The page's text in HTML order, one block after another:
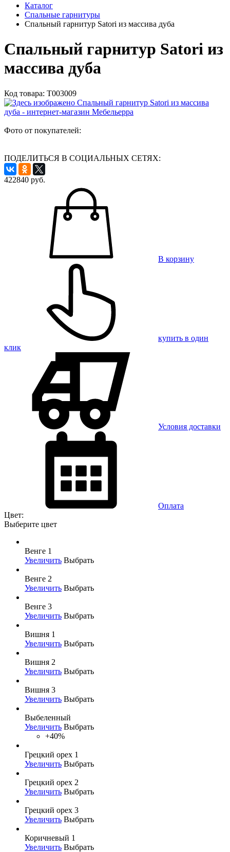
Каталог
Спальные гарнитуры
Спальный гарнитур Satori из массива дуба
Спальный гарнитур Satori из
массива дуба
Код товара: Т003009
Фото от покупателей:
ПОДЕЛИТЬСЯ В СОЦИАЛЬНЫХ СЕТЯХ:
422840 руб.
В корзину
купить в один
клик
Условия доставки
Оплата
Цвет:
Выберите цвет
Венге 1
Увеличить Выбрать
Венге 2
Увеличить Выбрать
Венге 3
Увеличить Выбрать
Вишня 1
Увеличить Выбрать
Вишня 2
Увеличить Выбрать
Вишня 3
Увеличить Выбрать
Выбеленный
Увеличить Выбрать
+40%
Грецкий орех 1
Увеличить Выбрать
Грецкий орех 2
Увеличить Выбрать
Грецкий орех 3
Увеличить Выбрать
Коричневый 1
Увеличить Выбрать